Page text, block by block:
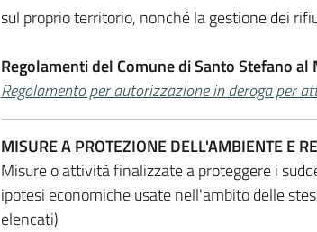
sul proprio territorio, nonché la gestione dei
Regolamenti del Comune di Santo Stefano
Regolamento per autorizzazione in deroga per
MISURE A PROTEZIONE DELL'AMBIENTE E
Misure o attività finalizzate a proteggere i
ipotesi economiche usate nell'ambito delle
elencati)